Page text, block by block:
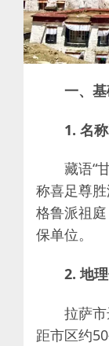
一、
1. 名
藏语“
称喜足尊
格鲁派祖
保单位。
2. 地
拉萨
距市区约